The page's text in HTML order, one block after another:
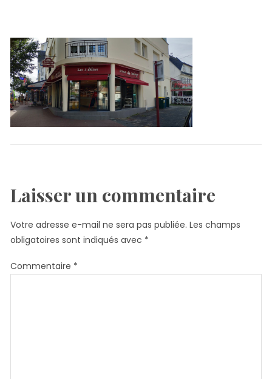
Laisser un commentaire
Votre adresse e-mail ne sera pas publiée. Les champs
obligatoires sont indiqués avec *
Commentaire *